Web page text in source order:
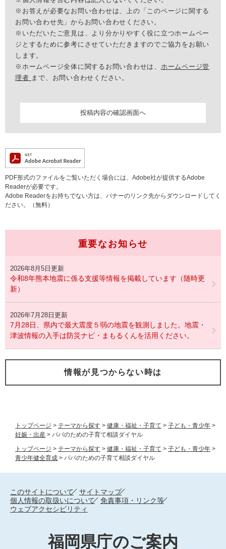
トップページ > テーマから探す > 健康・福祉・子育て > 子ども・青少年 >
妊娠・出産 > パパのための子育て相談ダイヤル
トップページ > テーマから探す > 健康・福祉・子育て > 子ども・青少年 >
青少年健全育成 > パパのための子育て相談ダイヤル
※お答えが必要なお問い合わせは、上の「このページに関する
お問い合わせ先」からお問い合わせください。
※いただいたご意見は、より分かりやすく役に立つホームペー
ジとするために参考にさせていただきますのでご協力をお願い
します。
※ホームページ全体に関するお問い合わせは、 ホームページ管
理者 まで、お問い合わせください。
PDF形式のファイルをご覧いただく場合には、Adobe社が提供するAdobe
Readerが必要です。
Adobe Readerをお持ちでない方は、バナーのリンク先からダウンロードしてく
ださい。（無料）
重要なお知らせ
2026年8月5日更新
令和8年熊本地震に係る支援等情報を掲載しています（随時更
新）
2026年7月28日更新
7月28日、県内で最大震度５弱の地震を観測しました。地震・
津波情報の入手は防災ナビ・まもるくんを活用ください。
情報が見つからない時は
このサイトについて
サイトマップ
個人情報の取扱いについて
免責事項・リンク等
ウェブアクセシビリティ
福岡県庁のご案内